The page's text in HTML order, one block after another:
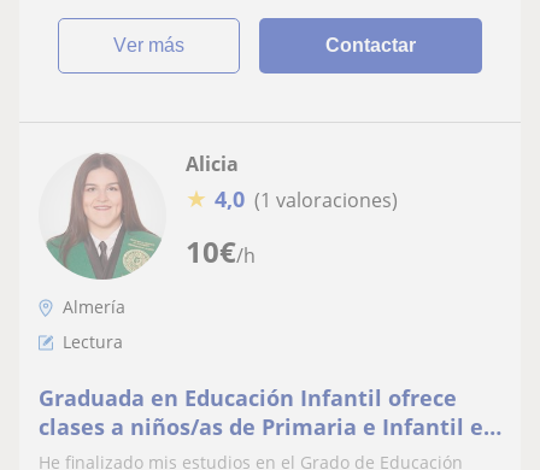
ver más Contactar
10€/h
Alicia
★ 4,0 (1 valoraciones)
Almería
Lectura
Graduada en Educación Infantil ofrece
clases a niños/as de Primaria e Infantil en
Motril
He finalizado mis estudios en el Grado de Educación